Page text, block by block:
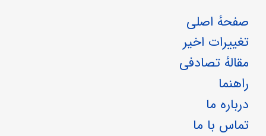
صفحهٔ اصلی
تغییرات اخیر
مقالهٔ تصادفی
راهنما
درباره ما
تماس با ما